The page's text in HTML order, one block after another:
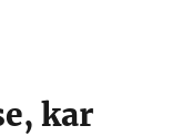
kar